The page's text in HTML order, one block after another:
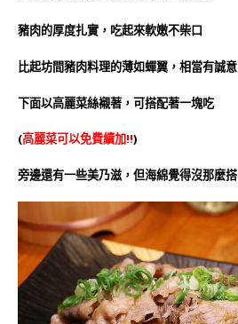
豬肉的厚度扎實，吃起來軟嫩不柴口
比起坊間豬肉料理的薄如蟬翼，相當有誠意
下面以高麗菜絲襯著，可搭配著一塊吃
(高麗菜可以免費續加!!)
旁邊還有一些美乃滋，但海綿覺得沒那麼搭